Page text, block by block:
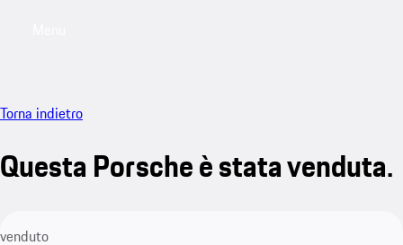
Torna indietro
Questa Porsche è stata venduta.
venduto